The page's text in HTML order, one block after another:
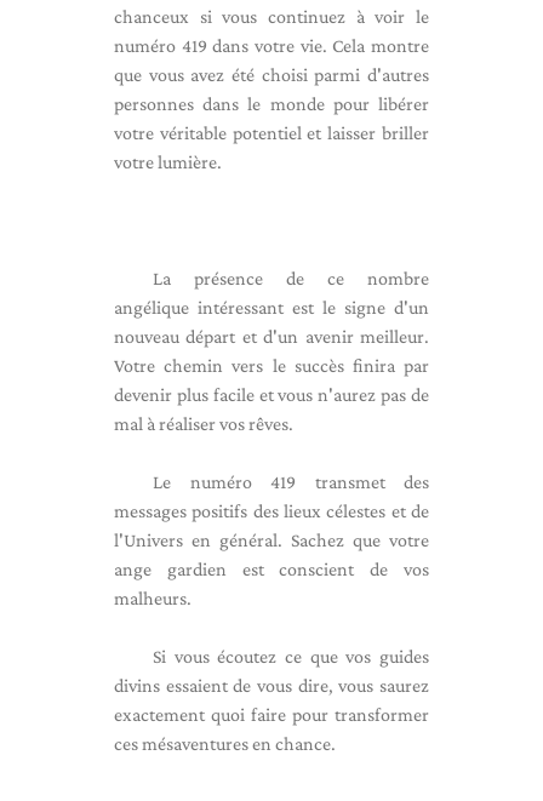
chanceux si vous continuez à voir le
numéro 419 dans votre vie. Cela montre
que vous avez été choisi parmi d'autres
personnes dans le monde pour libérer
votre véritable potentiel et laisser briller
votre lumière.
La présence de ce nombre
angélique intéressant est le signe d'un
nouveau départ et d'un avenir meilleur.
Votre chemin vers le succès finira par
devenir plus facile et vous n'aurez pas de
mal à réaliser vos rêves.
Le numéro 419 transmet des
messages positifs des lieux célestes et de
l'Univers en général. Sachez que votre
ange gardien est conscient de vos
malheurs.
Si vous écoutez ce que vos guides
divins essaient de vous dire, vous saurez
exactement quoi faire pour transformer
ces mésaventures en chance.